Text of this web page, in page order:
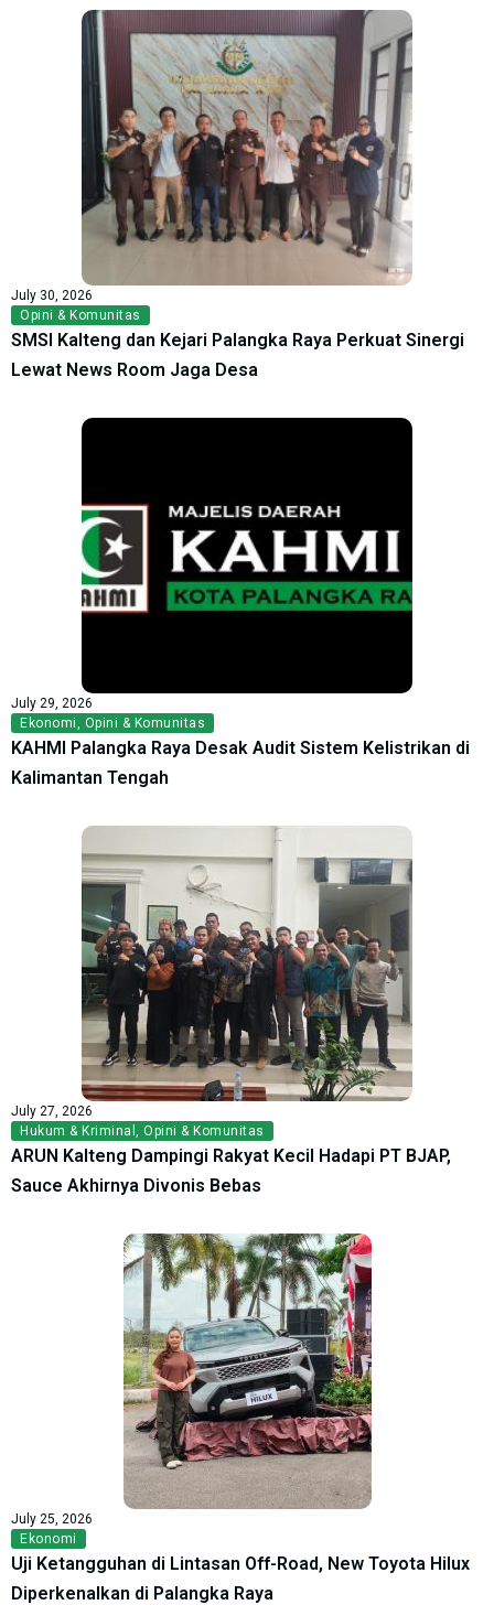
July 30, 2026
Opini & Komunitas
SMSI Kalteng dan Kejari Palangka Raya Perkuat Sinergi
Lewat News Room Jaga Desa
July 29, 2026
Ekonomi, Opini & Komunitas
KAHMI Palangka Raya Desak Audit Sistem Kelistrikan di
Kalimantan Tengah
July 27, 2026
Hukum & Kriminal , Opini & Komunitas
ARUN Kalteng Dampingi Rakyat Kecil Hadapi PT BJAP,
Sauce Akhirnya Divonis Bebas
July 25, 2026
Ekonomi
Uji Ketangguhan di Lintasan Off-Road, New Toyota Hilux
Diperkenalkan di Palangka Raya